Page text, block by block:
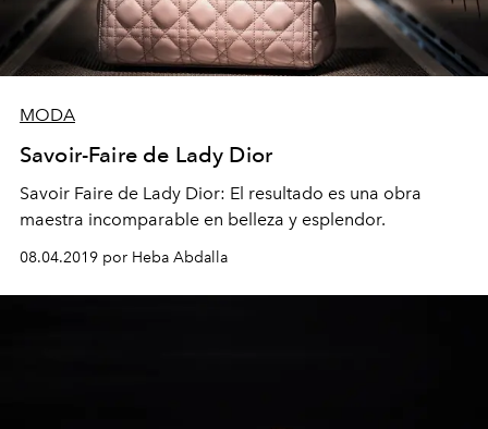
MODA
Savoir-Faire de Lady Dior
Savoir Faire de Lady Dior: El resultado es una obra
maestra incomparable en belleza y esplendor.
08.04.2019 por Heba Abdalla